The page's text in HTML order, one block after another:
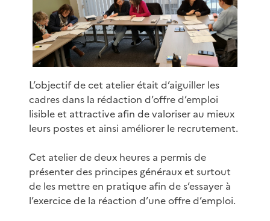
L’objectif de cet atelier était d’aiguiller les
cadres dans la rédaction d’offre d’emploi
lisible et attractive afin de valoriser au mieux
leurs postes et ainsi améliorer le recrutement.
Cet atelier de deux heures a permis de
présenter des principes généraux et surtout
de les mettre en pratique afin de s’essayer à
l’exercice de la réaction d’une offre d’emploi.